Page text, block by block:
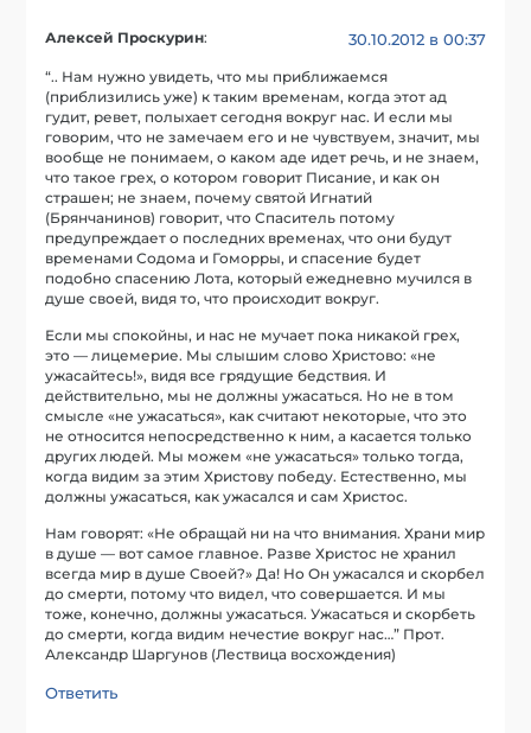
Алексей Проскурин: 30.10.2012 в 00:37
“.. Нам нужно увидеть, что мы приближаемся
(приблизились уже) к таким временам, когда этот ад
гудит, ревет, полыхает сегодня вокруг нас. И если мы
говорим, что не замечаем его и не чувствуем, значит, мы
вообще не понимаем, о каком аде идет речь, и не знаем,
что такое грех, о котором говорит Писание, и как он
страшен; не знаем, почему святой Игнатий
(Брянчанинов) говорит, что Спаситель потому
предупреждает о последних временах, что они будут
временами Содома и Гоморры, и спасение будет
подобно спасению Лота, который ежедневно мучился в
душе своей, видя то, что происходит вокруг.
Если мы спокойны, и нас не мучает пока никакой грех,
это — лицемерие. Мы слышим слово Христово: «не
ужасайтесь!», видя все грядущие бедствия. И
действительно, мы не должны ужасаться. Но не в том
смысле «не ужасаться», как считают некоторые, что это
не относится непосредственно к ним, а касается только
других людей. Мы можем «не ужасаться» только тогда,
когда видим за этим Христову победу. Естественно, мы
должны ужасаться, как ужасался и сам Христос.
Нам говорят: «Не обращай ни на что внимания. Храни мир
в душе — вот самое главное. Разве Христос не хранил
всегда мир в душе Своей?» Да! Но Он ужасался и скорбел
до смерти, потому что видел, что совершается. И мы
тоже, конечно, должны ужасаться. Ужасаться и скорбеть
до смерти, когда видим нечестие вокруг нас…” Прот.
Александр Шаргунов (Лествица восхождения)
Ответить